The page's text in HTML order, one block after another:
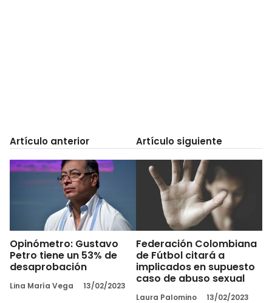
Artículo anterior
Opinómetro: Gustavo
Petro tiene un 53% de
desaprobación
Lina María Vega 13/02/2023
Artículo siguiente
Federación Colombiana
de Fútbol citará a
implicados en supuesto
caso de abuso sexual
Laura Palomino 13/02/2023